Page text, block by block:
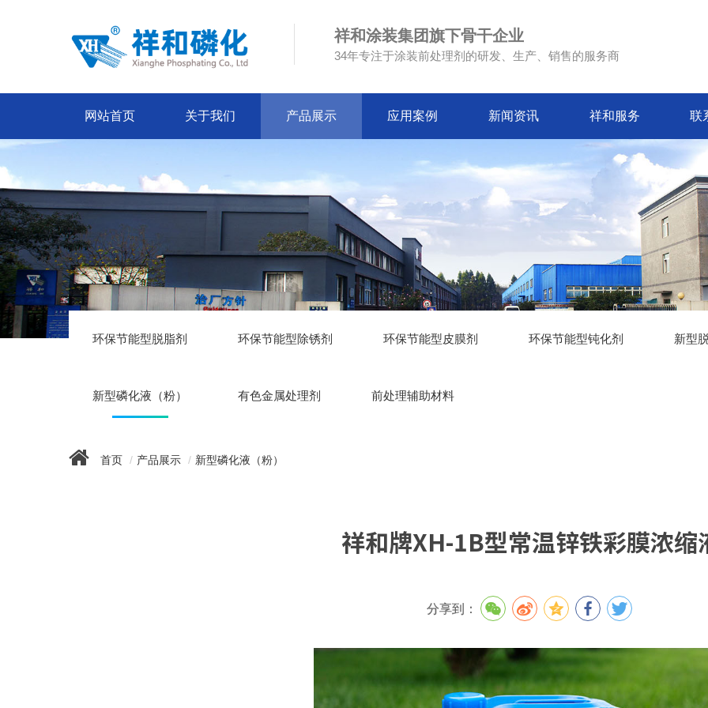
祥和涂装集团旗下骨干企业
34年专注于涂装前处理剂的研发、生产、销售的服务商
网站首页 关于我们 产品展示 应用案例 新闻资讯 祥和服务 联
环保节能型脱脂剂 环保节能型除锈剂 环保节能型皮膜剂 环保节能型钝化剂 新型
新型磷化液（粉） 有色金属处理剂 前处理辅助材料
首页 产品展示 新型磷化液（粉）
祥和牌XH-1B型常温锌铁彩膜浓缩
分享到：